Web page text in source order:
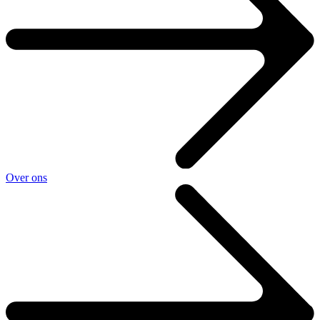
Over ons